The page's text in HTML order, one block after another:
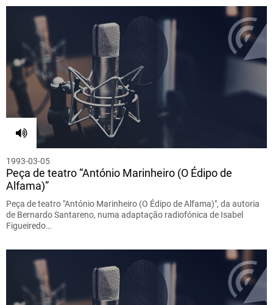
1993-03-05
Peça de teatro “António Marinheiro (O Édipo de
Alfama)”
Peça de teatro "António Marinheiro (O Édipo de Alfama)", da autoria
de Bernardo Santareno, numa adaptação radiofónica de Isabel
Figueiredo…